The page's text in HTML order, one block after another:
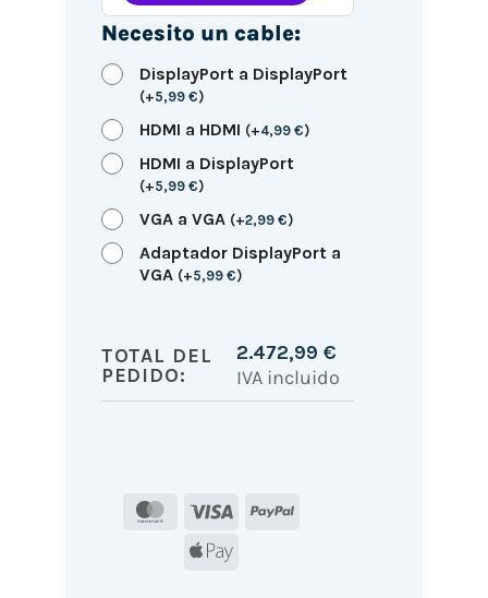
Necesito un cable:
DisplayPort a DisplayPort
(+5,99 €)
HDMI a HDMI (+4,99 €)
HDMI a DisplayPort
(+5,99 €)
VGA a VGA (+2,99 €)
Adaptador DisplayPort a
VGA (+5,99 €)
TOTAL DEL
PEDIDO:
2.472,99 €
IVA incluido
MasterCard
Visa
PayPal
Apple